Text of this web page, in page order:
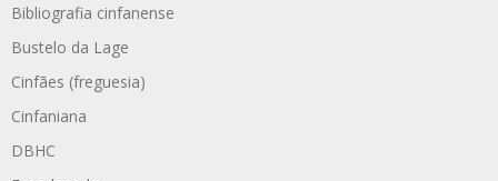
Bibliografia cinfanense
Bustelo da Lage
Cinfães (freguesia)
Cinfaniana
DBHC